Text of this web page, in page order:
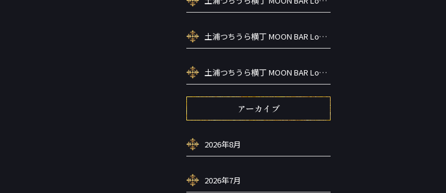
土浦つちうら横丁 MOON BAR Lounge ーズメントBAR シーシャカラ オケお酒
土浦つちうら横丁 MOON BAR Lounge ーズメントBAR シーシャカラ オケお酒
アーカイブ
2026年8月
2026年7月